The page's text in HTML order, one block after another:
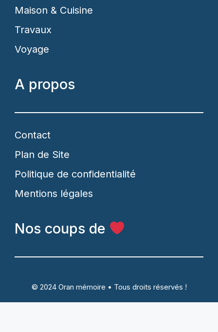
Maison & Cuisine
Travaux
Voyage
A propos
Contact
Plan de Site
Politique de confidentialité
Mentions légales
Nos coups de
© 2024 Oran mémoire • Tous droits réservés !